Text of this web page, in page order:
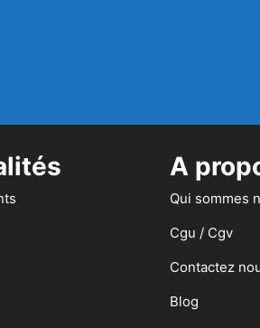
A
Qui sommes
Cgu / Cgv
Contactez
Blog